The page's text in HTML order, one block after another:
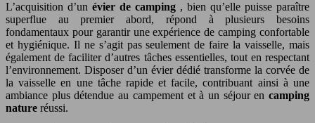
L’acquisition d’un évier de camping , bien qu’elle puisse paraître
superflue au premier abord, répond à plusieurs besoins
fondamentaux pour garantir une expérience de camping confortable
et hygiénique. Il ne s’agit pas seulement de faire la vaisselle, mais
également de faciliter d’autres tâches essentielles, tout en respectant
l’environnement. Disposer d’un évier dédié transforme la corvée de
la vaisselle en une tâche rapide et facile, contribuant ainsi à une
ambiance plus détendue au campement et à un séjour en camping
nature réussi.